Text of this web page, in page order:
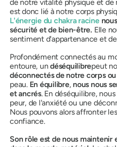
de notre vitalité physique et de
est donc lié à notre corps
L'énergie du chakra racine
sécurité et de bien-être. Elle
sentiment d'appartenance et
Profondément connectés au
entoure, undéséquilibrepeut
déconnectés de notre corps ou
peau. En équilibre, nous nous
et ancrés. En déséquilibre,
peur, de l'anxiété ou une
Nous pouvons alors affronter
confiance.
Son rôle est de nous maintenir